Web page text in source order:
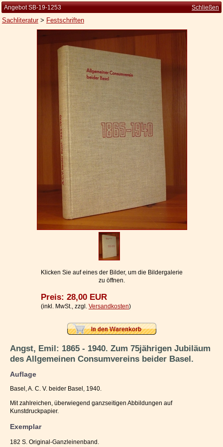
Die Brockhaus Auflagen
Zu den Angeboten
Widerrufsbelehrung
Geschäftsbedingungen
Datenschutzerklärung
Ihr Warenkorb
Angebot SB-19-1253 Schließen
Sachliteratur> Festschriften
Klicken Sie auf eines der Bilder, um die Bildergalerie
zu öffnen.
Preis: 28,00 EUR
(inkl. MwSt., zzgl. Versandkosten)
Angst, Emil: 1865 - 1940. Zum 75jährigen Jubiläum
des Allgemeinen Consumvereins beider Basel.
Auflage
Basel, A. C. V. beider Basel, 1940.
Mit zahlreichen, überwiegend ganzseitigen Abbildungen auf
Kunstdruckpapier.
Exemplar
182 S. Original-Ganzleinenband.